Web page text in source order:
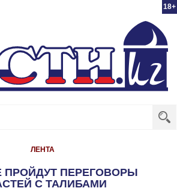
18+
ЛЕНТА
ПРОЙДУТ ПЕРЕГОВОРЫ
С ТАЛИБАМИ